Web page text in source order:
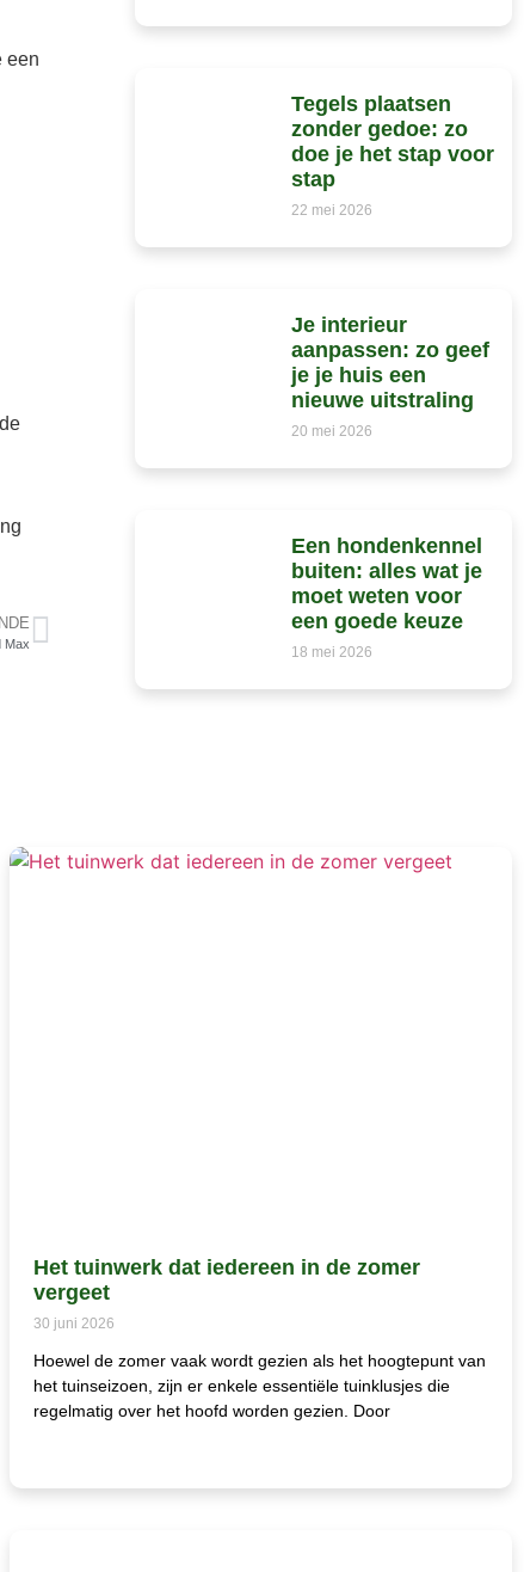
een
Max
Tegels plaatsen
zonder gedoe: zo
doe je het stap voor
stap
22 mei 2026
Je interieur
aanpassen: zo geef
je je huis een
nieuwe uitstraling
20 mei 2026
Een hondenkennel
buiten: alles wat je
moet weten voor
een goede keuze
18 mei 2026
Het tuinwerk dat iedereen in de zomer
vergeet
30 juni 2026
Hoewel de zomer vaak wordt gezien als het hoogtepunt van
het tuinseizoen, zijn er enkele essentiële tuinklusjes die
regelmatig over het hoofd worden gezien. Door